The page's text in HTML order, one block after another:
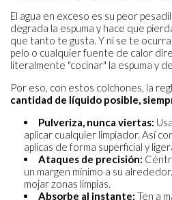
El agua en exceso es su peor
degrada la espuma y hace que
que tanto te gusta. Y ni se te
pelo o cualquier fuente de calor
literalmente "cocinar" la espuma y
Por eso, con estos colchones, la
cantidad de líquido posible,
Pulveriza, nunca viertas:
aplicar cualquier limpiador. Así
aplicas de forma superficial y
Ataques de precisión:
un margen mínimo a su
mojar zonas limpias.
Absorbe al instante: Ten a